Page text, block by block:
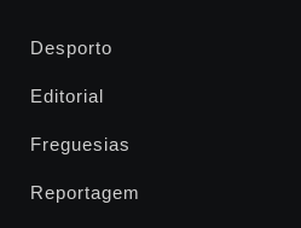
Desporto
Editorial
Freguesias
Reportagem